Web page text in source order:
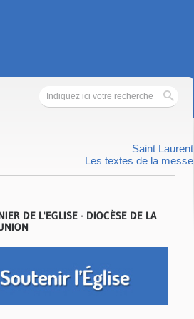
Saint Laurent
Les textes de la messe
DE L'EGLISE - DIOCÈSE DE LA